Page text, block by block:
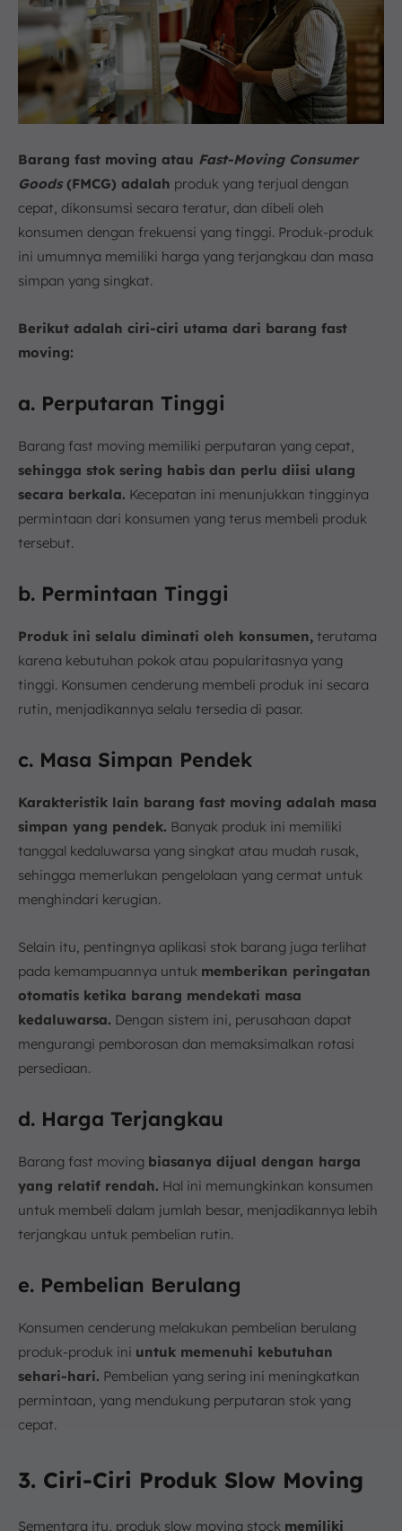
Barang fast moving atau Fast-Moving Consumer
Goods(FMCG) adalah produk yang terjual dengan
cepat, dikonsumsi secara teratur, dan dibeli oleh
konsumen dengan frekuensi yang tinggi. Produk-produk
ini umumnya memiliki harga yang terjangkau dan masa
simpan yang singkat.
Berikut adalah ciri-ciri utama dari barang fast
moving:
a. Perputaran Tinggi
Barang fast moving memiliki perputaran yang cepat,
sehingga stok sering habis dan perlu diisi ulang
secara berkala. Kecepatan ini menunjukkan tingginya
permintaan dari konsumen yang terus membeli produk
tersebut.
b. Permintaan Tinggi
Produk ini selalu diminati oleh konsumen, terutama
karena kebutuhan pokok atau popularitasnya yang
tinggi. Konsumen cenderung membeli produk ini secara
rutin, menjadikannya selalu tersedia di pasar.
c. Masa Simpan Pendek
Karakteristik lain barang fast moving adalah masa
simpan yang pendek. Banyak produk ini memiliki
tanggal kedaluwarsa yang singkat atau mudah rusak,
sehingga memerlukan pengelolaan yang cermat untuk
menghindari kerugian.
Selain itu, pentingnya aplikasi stok barang juga terlihat
pada kemampuannya untuk memberikan peringatan
otomatis ketika barang mendekati masa
kedaluwarsa. Dengan sistem ini, perusahaan dapat
mengurangi pemborosan dan memaksimalkan rotasi
persediaan.
d. Harga Terjangkau
Barang fast moving biasanya dijual dengan harga
yang relatif rendah. Hal ini memungkinkan konsumen
untuk membeli dalam jumlah besar, menjadikannya lebih
terjangkau untuk pembelian rutin.
e. Pembelian Berulang
Konsumen cenderung melakukan pembelian berulang
produk-produk ini untuk memenuhi kebutuhan
sehari-hari. Pembelian yang sering ini meningkatkan
permintaan, yang mendukung perputaran stok yang
cepat.
3. Ciri-Ciri Produk Slow Moving
Sementara itu, produk slow moving stock memiliki